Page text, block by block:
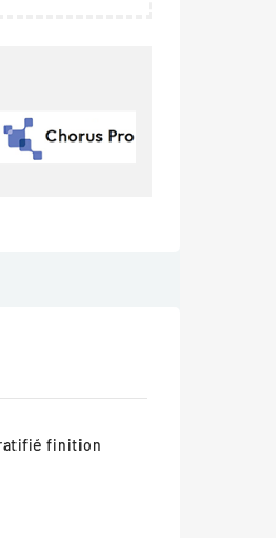
finition